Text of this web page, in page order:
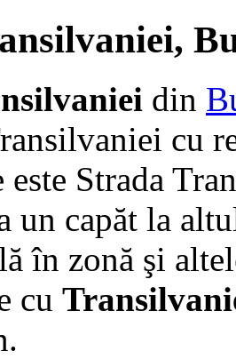
din
cu
este Strada
un capăt la
în zonă şi
cu